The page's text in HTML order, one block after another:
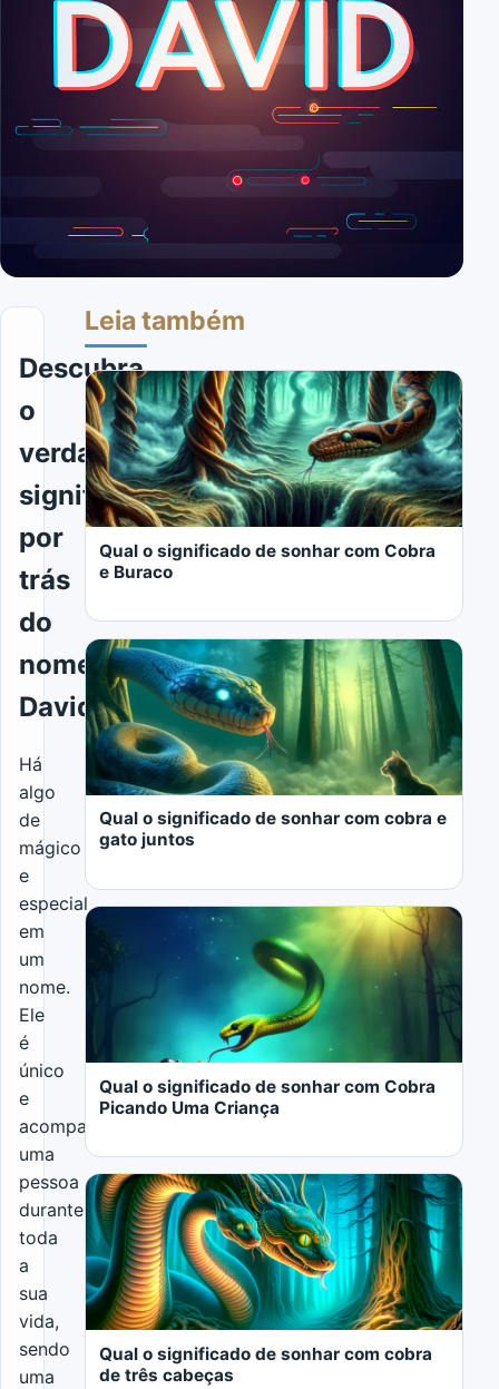
Descubra
o
verdadeiro
significado
por
trás
do
nome
David
Há
algo
de
mágico
e
especial
em
um
nome.
Ele
é
único
e
acompanha
uma
pessoa
durante
toda
a
sua
vida,
sendo
uma
Leia também
Qual o significado de sonhar com Cobra
e Buraco
LER MAIS
Qual o significado de sonhar com cobra e
gato juntos
Qual o significado de sonhar com Cobra
Picando Uma Criança
LER MAIS
Qual o significado de sonhar com cobra
de três cabeças